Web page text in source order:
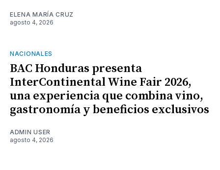
ELENA MARÍA CRUZ
agosto 4, 2026
NACIONALES
BAC Honduras presenta
InterContinental Wine Fair 2026,
una experiencia que combina vino,
gastronomía y beneficios exclusivos
ADMIN USER
agosto 4, 2026